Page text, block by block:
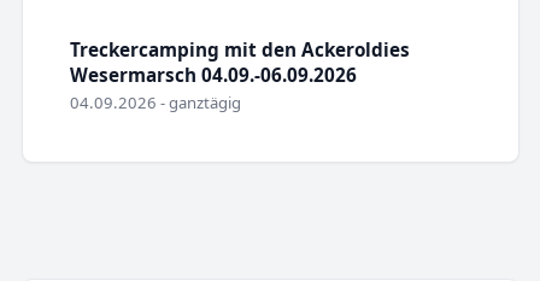
Treckercamping mit den Ackeroldies
Wesermarsch 04.09.-06.09.2026
04.09.2026 - ganztägig